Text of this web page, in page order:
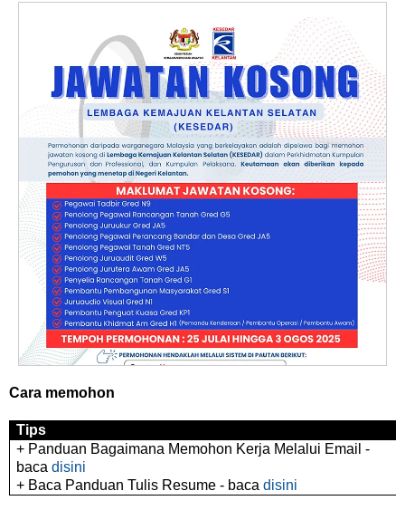
Cara memohon
Tips
+ Panduan Bagaimana Memohon Kerja Melalui Email -
bacadisini
+ Baca Panduan Tulis Resume - bacadisini